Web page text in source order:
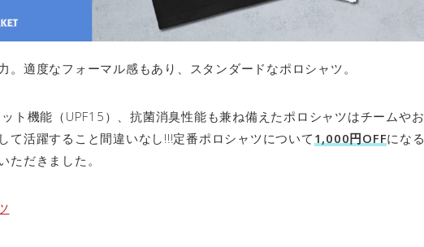
。適度なフォーマル感もあり、スタンダードなポロシャツ。
ト機能（UPF15）、抗菌消臭性能も兼ね備えたポロシャツはチームやお
て活躍すること間違いなし!!!定番ポロシャツについて 1,000円OFFになる
ただきました。